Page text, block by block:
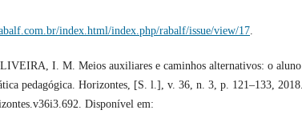
index.html/index.php/rabalf/issue/view/17
I. M. Meios auxiliares e caminhos alternativos: o aluno
pedagógica. Horizontes, [S. l.], v. 36, n. 3, p. 121–133, 2018.
Disponível em: